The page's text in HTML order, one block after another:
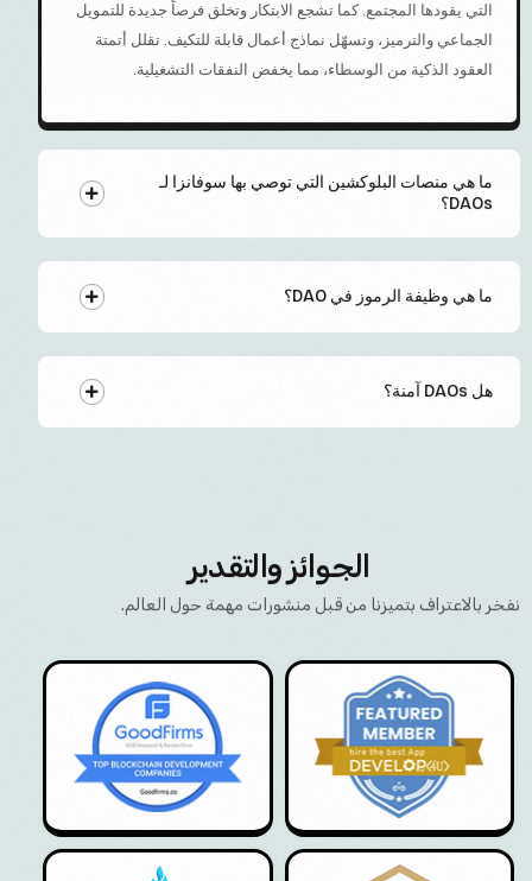
التي يقودها المجتمع. كما تشجع الابتكار وتخلق فرصاً جديدة للتمويل
الجماعي والترميز، وتسهّل نماذج أعمال قابلة للتكيف. تقلل أتمتة
العقود الذكية من الوسطاء، مما يخفض النفقات التشغيلية.
ما هي منصات البلوكشين التي توصي بها سوفانزا لـ
DAOs؟
ما هي وظيفة الرموز في DAO؟
هل DAOs آمنة؟
الجوائز والتقدير
نفخر بالاعتراف بتميزنا من قبل منشورات مهمة حول العالم.